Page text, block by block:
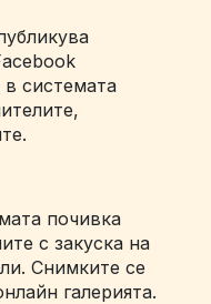
системата
почивка
с закуска на
Снимките се
галерията.